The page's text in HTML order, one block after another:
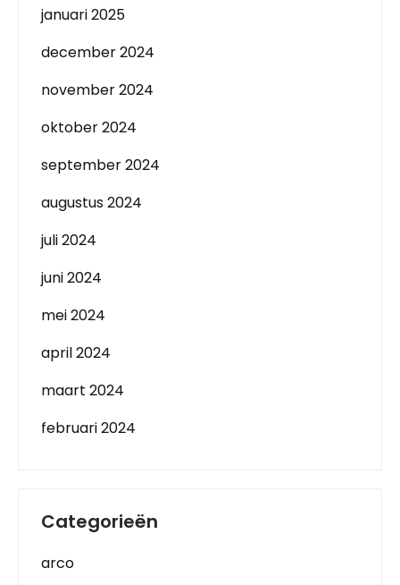
januari 2025
december 2024
november 2024
oktober 2024
september 2024
augustus 2024
juli 2024
juni 2024
mei 2024
april 2024
maart 2024
februari 2024
Categorieën
arco